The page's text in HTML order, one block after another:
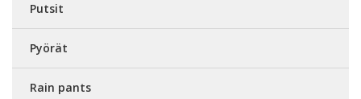
Putsit
Pyörät
Rain pants